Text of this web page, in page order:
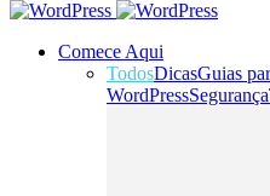
Comece Aqui
TodosDicasGuias
WordPressSegurança